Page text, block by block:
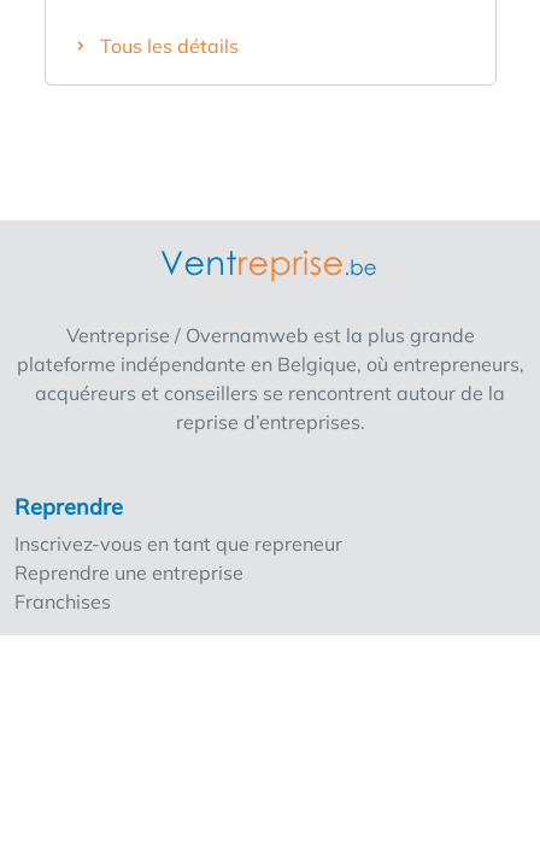
moderne en termes de flotte de véhicules et
d'atelier, est idéale pour un couple. Les
établie + Très bonne réputation + Formation
garantie + Vous souhaitez augmenter votre
vous y étendre ? + Produits de haute qualité +
Valeur établie + Très bonne réputation +
Formation garantie + Vous souhaitez
augmenter votre part de marché en Flandre
reprise est une excellente opportunité !
Commerce à reprendre pour des raisons de
santé. Possibilité d'acheter le bâtiment
#slimondernemen #marketshandel #freshfish
#ambulanttrade #businesses for sale
Tous les détails
Ventreprise / Overnamweb est la plus grande
plateforme indépendante en Belgique, où entrepreneurs,
acquéreurs et conseillers se rencontrent autour de la
reprise d’entreprises.
Reprendre
Inscrivez-vous en tant que repreneur
Reprendre une entreprise
Franchises